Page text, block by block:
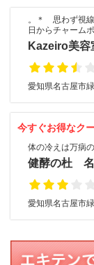
。＊ 思わず視
日からチャーム
Kazeiro美容
愛知県名古屋市
今すぐお得なク
体の冷えは万病
健酵の杜
愛知県名古屋市